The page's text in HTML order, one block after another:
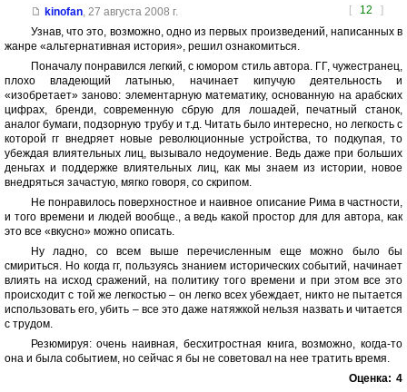
[ 12 ]
kinofan, 27 августа 2008 г.
Узнав, что это, возможно, одно из первых произведений, написанных в
жанре «альтернативная история», решил ознакомиться.
Поначалу понравился легкий, с юмором стиль автора. ГГ, чужестранец,
плохо владеющий латынью, начинает кипучую деятельность и
«изобретает» заново: элементарную математику, основанную на арабских
цифрах, бренди, современную сбрую для лошадей, печатный станок,
аналог бумаги, подзорную трубу и т.д. Читать было интересно, но легкость с
которой гг внедряет новые революционные устройства, то подкупая, то
убеждая влиятельных лиц, вызывало недоумение. Ведь даже при больших
деньгах и поддержке влиятельных лиц, как мы знаем из истории, новое
внедряться зачастую, мягко говоря, со скрипом.
Не понравилось поверхностное и наивное описание Рима в частности,
и того времени и людей вообще., а ведь какой простор для для автора, как
это все «вкусно» можно описать.
Ну ладно, со всем выше перечисленным еще можно было бы
смириться. Но когда гг, пользуясь знанием исторических событий, начинает
влиять на исход сражений, на политику того времени и при этом все это
происходит с той же легкостью – он легко всех убеждает, никто не пытается
использовать его, убить – все это даже натяжкой нельзя назвать и читается
с трудом.
Резюмируя: очень наивная, бесхитростная книга, возможно, когда-то
она и была событием, но сейчас я бы не советовал на нее тратить время.
Оценка: 4